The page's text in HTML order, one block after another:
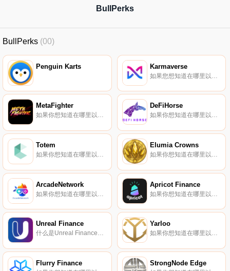
BullPerks
BullPerks (00)
Penguin Karts Karmaverse
MetaFighter
如果你想知道在哪里以當前價格購買MetaFighter,目前交易{MetaFighter]股票的頂級加密貨幣交易所是DigiFinex。您可以在我們的加密貨幣交易所頁面上找到其他列表。玩家可以購買、出借或租賃戰士和競技場、他們裝飾的皮膚,以及他們用來戰勝對手的超能力.
DeFiHorse
如果你想知道在哪里以當前價格購買DeFiHorse,目前交易{DeFiHorse]股票的頂級加密貨幣交易所是PancakeSwap（V2）和ApeSwap（BSC）。您可以在我們的加密貨幣交易所頁面上找到其他列表.
Totem
如果你想知道在哪里以當前價格購買Totem,目前交易{Totem]股票的頂級加密貨幣交易所是PancakeSwap（V2）和Bilaxy。您可以在我們的加密貨幣交易所頁面上找到其他列表.
Elumia Crowns
如果你想知道在哪里以當前價格購買Elumia Crowns,目前交易{Elumia Crowns]股票的頂級加密貨幣交易所是Gate.io、HuoELU、HotELUt、Jupiter和Raydium。您可以在我們的加密貨幣交易所頁面上找到其他列表.
ArcadeNetwork Apricot Finance
Unreal Finance
什么是Unreal Finance（UGT）？Unreal Finance是一個未實現的收益率期貨平臺,用戶可以在這里鎖定固定利率,以立即獲得未來的借貸收益。該平臺通過在以太坊區塊鏈上運行的智能合約工作.
Yarloo
如果你想知道在哪里以當前價格購買Yarloo,目前交易{Yarloo]股票的頂級加密貨幣交易所是PancakeSwap（V2）。您可以在我們的加密貨幣交易所頁面上找到其他列表.
Flurry Finance StrongNode Edge